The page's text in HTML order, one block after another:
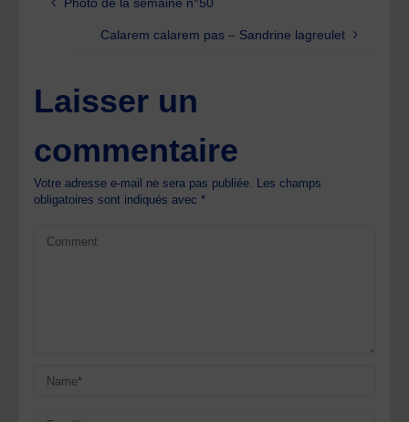
Photo de la semaine n°50
Calarem calarem pas – Sandrine lagreulet
Laisser un
commentaire
Votre adresse e-mail ne sera pas publiée. Les champs
obligatoires sont indiqués avec*